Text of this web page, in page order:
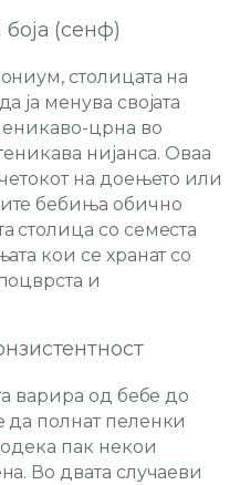
(сенф)
столицата на
ја менува својата
црна во
нијанса. Оваа
на доењето или
бебиња обично
столица со семеста
кои се хранат со
и
варира од бебе до
полнат пеленки
пак некои
Во двата случаеви